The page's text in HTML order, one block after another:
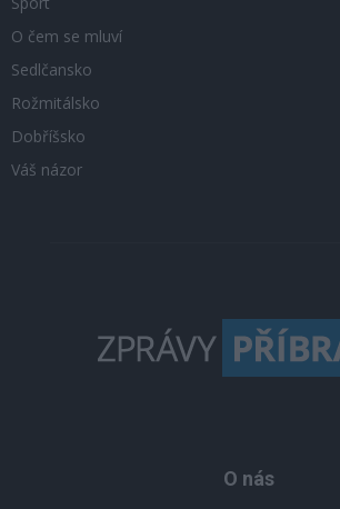
O čem se mluví
Sedlčansko
Rožmitálsko
Dobříšsko
Váš názor
O nás